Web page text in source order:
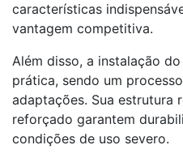
características
vantagem competitiva.
Além disso, a instalação
prática, sendo um
adaptações. Sua estrutura
reforçado garantem
condições de uso severo.